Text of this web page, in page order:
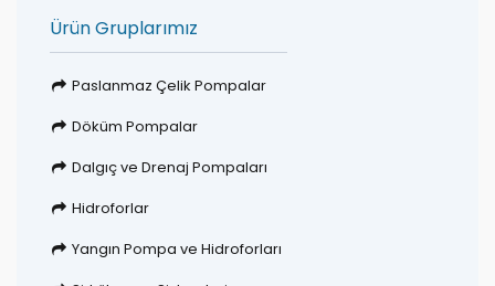
Ürün Gruplarımız
Paslanmaz Çelik Pompalar
Döküm Pompalar
Dalgıç ve Drenaj Pompaları
Hidroforlar
Yangın Pompa ve Hidroforları